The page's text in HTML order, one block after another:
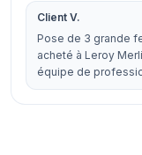
Client V.
Pose de 3 grande
acheté à Leroy
équipe de